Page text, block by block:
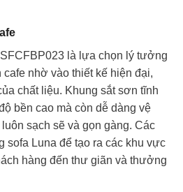
là lựa chọn lý tưởng
nhờ vào thiết kế hiện đại,
chất liệu. Khung sắt sơn tĩnh
bền cao mà còn dễ dàng vệ
sạch sẽ và gọn gàng. Các
sofa Luna để tạo ra các khu vực
hàng đến thư giãn và thưởng